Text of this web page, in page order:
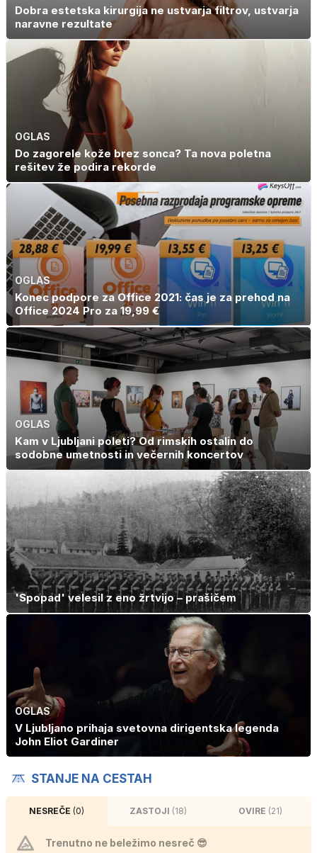
Dobra estetska kirurgija ne ustvarja filtrov, ustvarja
naravne rezultate
OGLAS
Do zagorele kože brez sonca? Ta nova poletna
rešitev že podira rekorde
OGLAS
Konec podpore za Office 2021: čas je za prehod na
Office 2024 Pro za 19,99 €
OGLAS
Kam v Ljubljani poleti? Od rimskih ostalin do
sodobne umetnosti in večernih koncertov
'Spopad' velesil z eno žrtvijo – prašičem
OGLAS
V Ljubljano prihaja svetovna dirigentska legenda
John Eliot Gardiner
STANJE NA CESTAH
NESREČE (0) ZASTOJI (18) OVIRE (21)
Trenutno ne beležimo nesreč 😎